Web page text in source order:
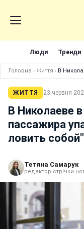
Люди Тренди
Головна › Життя › В
ЖИТТЯ 23 червня
В Николаеве
пассажира
ловить
Тетяна Самарук
редактор стрічки